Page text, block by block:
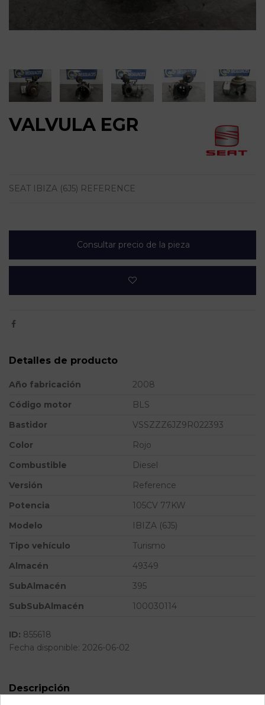
VALVULA EGR
SEAT IBIZA (6J5) REFERENCE
Consultar precio de la pieza
Detalles de producto
Año fabricación
2008
Código motor
BLS
Bastidor
VSSZZZ6JZ9R022393
Color
Rojo
Combustible
Diesel
Versión
Reference
Potencia
105CV 77KW
Modelo
IBIZA (6J5)
Tipo vehículo
Turismo
Almacén
49349
SubAlmacén
395
SubSubAlmacén
100030114
ID: 855618
Fecha disponible: 2026-06-02
Descripción